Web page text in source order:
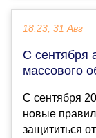
18:23, 31 Авг
С сентября
массового
С сентября
новые
защититься